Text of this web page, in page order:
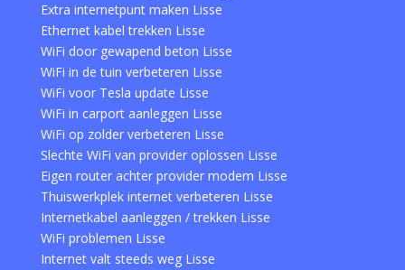
Extra internetpunt maken Lisse
Ethernet kabel trekken Lisse
WiFi door gewapend beton Lisse
WiFi in de tuin verbeteren Lisse
WiFi voor Tesla update Lisse
WiFi in carport aanleggen Lisse
WiFi op zolder verbeteren Lisse
Slechte WiFi van provider oplossen Lisse
Eigen router achter provider modem Lisse
Thuiswerkplek internet verbeteren Lisse
Internetkabel aanleggen / trekken Lisse
WiFi problemen Lisse
Internet valt steeds weg Lisse